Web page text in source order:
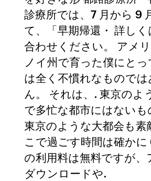
診療所では、7 月から 9
て、「早期帰還・ 詳し
合わせください。 アメ
ノイ州で育った僕にと
は全く不慣れなもので
ん。 それは、. 東京のよ
で多忙な都市にはないも
東京のような大都会も素
こで過ごす時間は確か
の利用料は無料ですが、
ダウンロードや.